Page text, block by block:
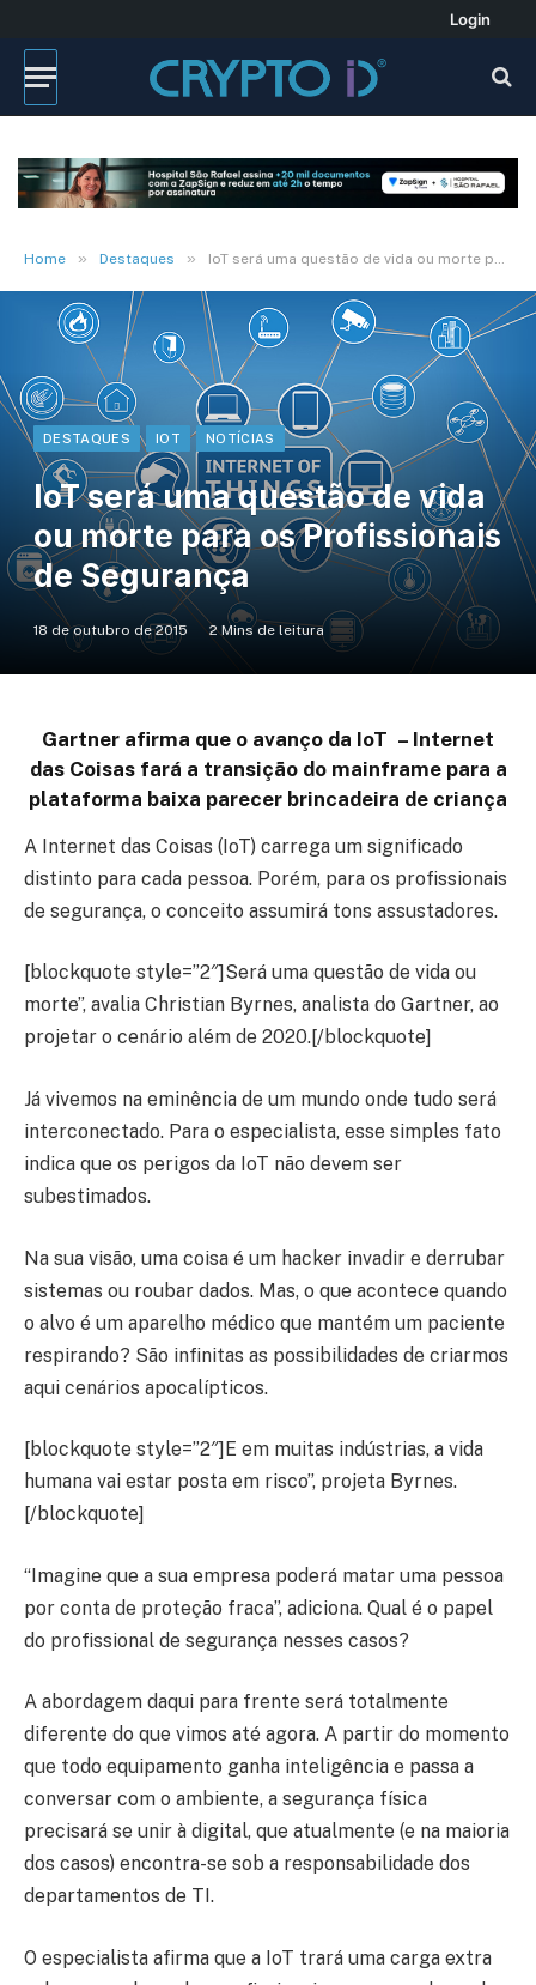
Login
Home » Destaques » IoT será uma questão de vida ou morte para os Profissionais de Segurança
DESTAQUES IOT NOTÍCIAS
IoT será uma questão de vida
ou morte para os Profissionais
de Segurança
18 de outubro de 2015 2 Mins de leitura
Gartner afirma que o avanço da IoT – Internet
das Coisas fará a transição do mainframe para a
plataforma baixa parecer brincadeira de criança
A Internet das Coisas (IoT) carrega um significado
distinto para cada pessoa. Porém, para os profissionais
de segurança, o conceito assumirá tons assustadores.
[blockquote style=”2″]Será uma questão de vida ou
morte”, avalia Christian Byrnes, analista do Gartner, ao
projetar o cenário além de 2020.[/blockquote]
Já vivemos na eminência de um mundo onde tudo será
interconectado. Para o especialista, esse simples fato
indica que os perigos da IoT não devem ser
subestimados.
Na sua visão, uma coisa é um hacker invadir e derrubar
sistemas ou roubar dados. Mas, o que acontece quando
o alvo é um aparelho médico que mantém um paciente
respirando? São infinitas as possibilidades de criarmos
aqui cenários apocalípticos.
[blockquote style=”2″]E em muitas indústrias, a vida
humana vai estar posta em risco”, projeta Byrnes.
[/blockquote]
“Imagine que a sua empresa poderá matar uma pessoa
por conta de proteção fraca”, adiciona. Qual é o papel
do profissional de segurança nesses casos?
A abordagem daqui para frente será totalmente
diferente do que vimos até agora. A partir do momento
que todo equipamento ganha inteligência e passa a
conversar com o ambiente, a segurança física
precisará se unir à digital, que atualmente (e na maioria
dos casos) encontra-se sob a responsabilidade dos
departamentos de TI.
O especialista afirma que a IoT trará uma carga extra